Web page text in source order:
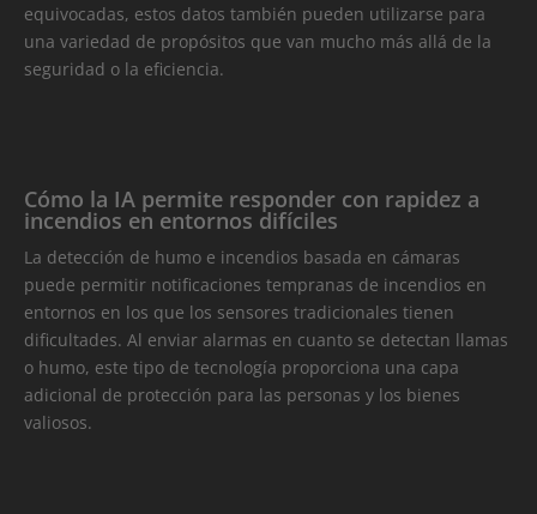
equivocadas, estos datos también pueden utilizarse para
una variedad de propósitos que van mucho más allá de la
seguridad o la eficiencia.
Cómo la IA permite responder con rapidez a
incendios en entornos difíciles
La detección de humo e incendios basada en cámaras
puede permitir notificaciones tempranas de incendios en
entornos en los que los sensores tradicionales tienen
dificultades. Al enviar alarmas en cuanto se detectan llamas
o humo, este tipo de tecnología proporciona una capa
adicional de protección para las personas y los bienes
valiosos.